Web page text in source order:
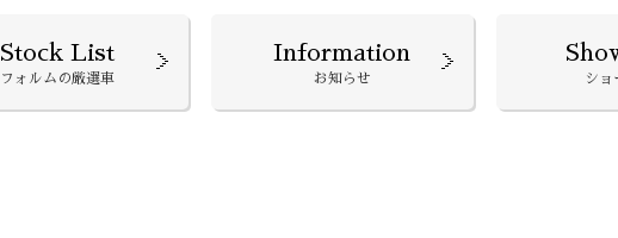
Stock List
フォルムの厳選車
Information
お知らせ ショ